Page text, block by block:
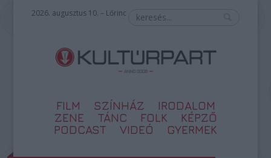
2026. augusztus 10. – Lőrinc
FILM SZÍNHÁZ
IRODALOM
ZENE
TÁNC FOLK
KÉPZŐ
PODCAST
VIDEÓ GYERMEK